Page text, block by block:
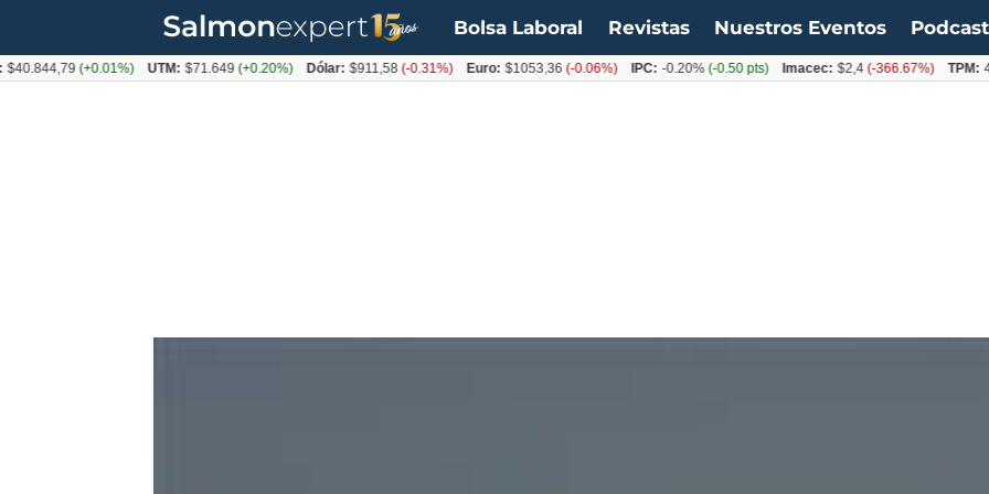
Bolsa Laboral Revistas Nuestros Eventos Podcast
(+0.01%) UTM: $71.649(+0.20%) Dólar: $911,58(-0.31%) Euro: $1053,36(-0.06%) IPC: -0.20%(-0.50 pts) Imacec: $2,4(-366.67%) TPM: 4.50%